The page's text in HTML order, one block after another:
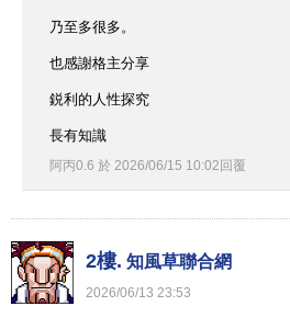
乃至多很多。
也感謝格主分享
鋭利的人性探究
長有知識
阿丙0.6 於 2026/06/15 10:02 回覆
2樓. 知風草聯合網
2026/06/13 23:53